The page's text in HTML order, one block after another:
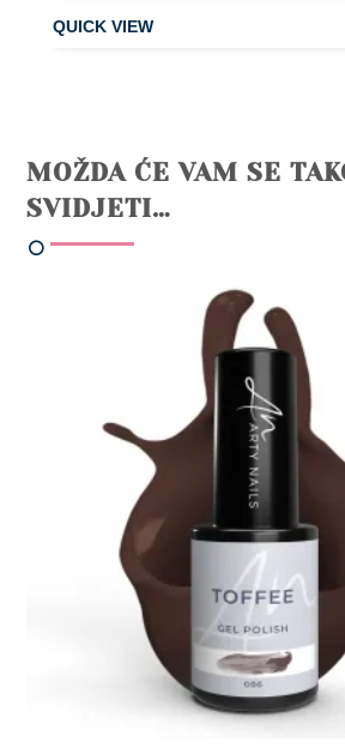
MOŽDA ĆE VAM SE
SVIDJETI…